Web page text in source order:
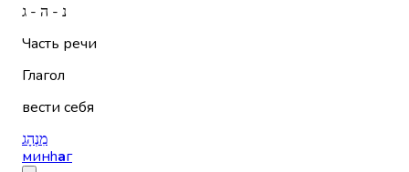
נ - ה - ג
Часть речи
Глагол
вести себя
מִנְהָג
минhаг